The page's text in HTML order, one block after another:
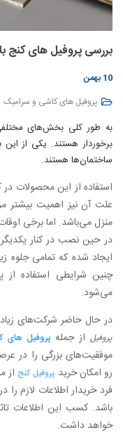
بررسی پروفیل های کنج
10 بهمن
پروفیل های کاشی و سرامیک
به طور کلی بخش‌های
برخوردار هستند. یکی از
ساختمان‌ها هستند.
استفاده از این محصولات
علت آن نیز اهمیت بیشتر
منزل می‌باشد. اما برخی
در حین نصب در کنار
ایجاد شده که تمامی جلوه
چنین شرایطی استفاده از
می‌شود.
در حال حاضر شرکت‌های
پروفیل از جمله پروفیل های
موفقیت‌های بزرگی را در
رو امکان خرید پروفیل کنج از
فرد خریدار اطلاعات لازم را
باشد. کسب این اطلاعات
خواهد داشت.